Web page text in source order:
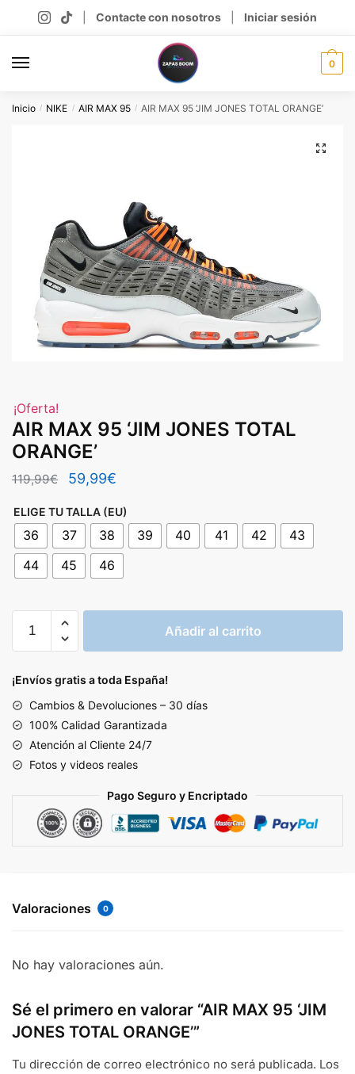
Contacte con nosotros Iniciar sesión
0
Inicio / NIKE / AIR MAX 95 / AIR MAX 95 ‘JIM JONES TOTAL ORANGE’
🔍
¡Oferta!
AIR MAX 95 ‘JIM JONES TOTAL
ORANGE’
119,99€
El
original
era:
119,99€.
59,99€
actual
es:
ELIGE TU TALLA (EU)
36 37 38 39 40 41 42
43
44
45 46
MAX
'JIM
TOTAL
ORANGE'
cantidad
Añadir al carrito
¡Envíos gratis a toda España!
Cambios & Devoluciones – 30 días
100% Calidad Garantizada
Atención al Cliente 24/7
Fotos y videos reales
Pago Seguro y Encriptado
Valoraciones 0
No hay valoraciones aún.
Sé el primero en valorar “AIR MAX 95 ‘JIM
JONES TOTAL ORANGE’”
Tu dirección de correo electrónico no será publicada. Los